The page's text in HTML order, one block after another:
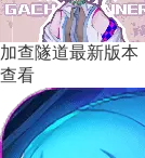
加查隧道最新版本
查看